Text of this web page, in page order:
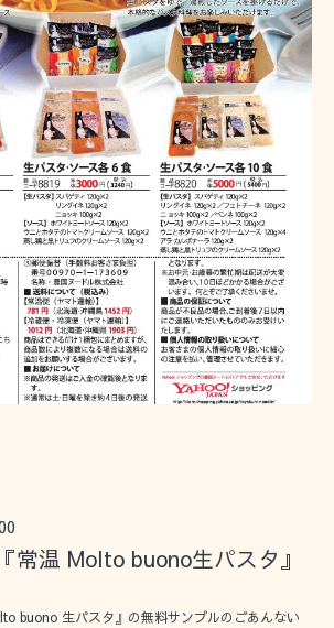
常温 Molto buono生パスタ』
buono 生パスタ』の無料サンプルのごあんない